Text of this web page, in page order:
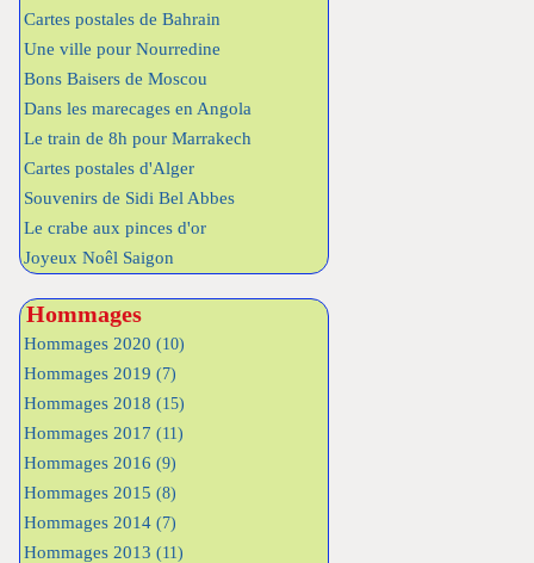
Cartes postales de Bahrain
Une ville pour Nourredine
Bons Baisers de Moscou
Dans les marecages en Angola
Le train de 8h pour Marrakech
Cartes postales d'Alger
Souvenirs de Sidi Bel Abbes
Le crabe aux pinces d'or
Joyeux Noêl Saigon
Hommages
Hommages 2020 (10)
Hommages 2019 (7)
Hommages 2018 (15)
Hommages 2017 (11)
Hommages 2016 (9)
Hommages 2015 (8)
Hommages 2014 (7)
Hommages 2013 (11)